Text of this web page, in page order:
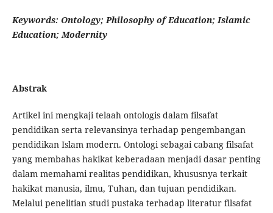
Keywords: Ontology; Philosophy of Education; Islamic
Education; Modernity
Abstrak
Artikel ini mengkaji telaah ontologis dalam filsafat
pendidikan serta relevansinya terhadap pengembangan
pendidikan Islam modern. Ontologi sebagai cabang filsafat
yang membahas hakikat keberadaan menjadi dasar penting
dalam memahami realitas pendidikan, khususnya terkait
hakikat manusia, ilmu, Tuhan, dan tujuan pendidikan.
Melalui penelitian studi pustaka terhadap literatur filsafat